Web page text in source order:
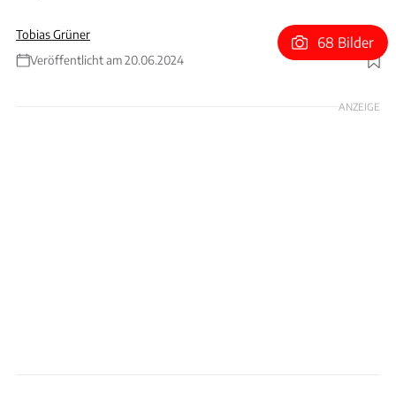
Tobias Grüner
Veröffentlicht am 20.06.2024
Foto: Mercedes
68 Bilder
ANZEIGE